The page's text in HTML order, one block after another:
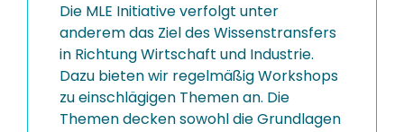
Die MLE Initiative verfolgt unter
anderem das Ziel des Wissens­transfers
in Richtung Wirtschaft und Industrie.
Dazu bieten wir regelmäßig Workshops
zu einschlägigen Themen an. Die
Themen decken sowohl die Grundlagen